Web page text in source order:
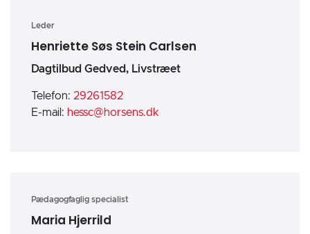
Leder
Henriette Søs Stein Carlsen
Dagtilbud Gedved, Livstræet
Telefon: 29261582
E-mail: hessc@horsens.dk
Pædagogfaglig specialist
Maria Hjerrild